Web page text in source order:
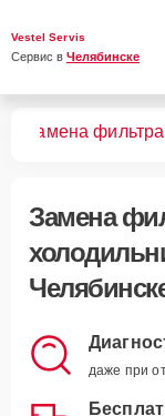
Vestel Servis
Сервис в Челябинске
Замена
Замена
даже при